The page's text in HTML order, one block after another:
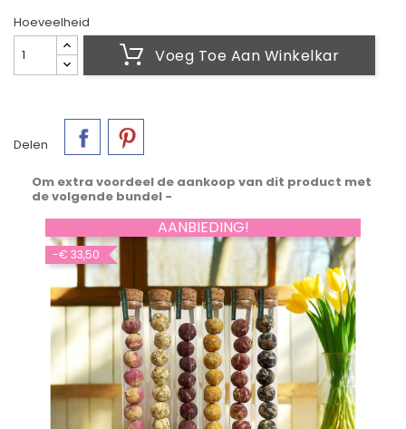
Hoeveelheid
Voeg Toe Aan Winkelkar
Delen
Om extra voordeel de aankoop van dit product met
de volgende bundel -
AANBIEDING!
-€ 33,50